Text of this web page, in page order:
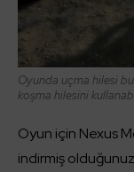
Oyunda uçma hilesi
koşma hilesini
Oyun için Nexus
indirmiş